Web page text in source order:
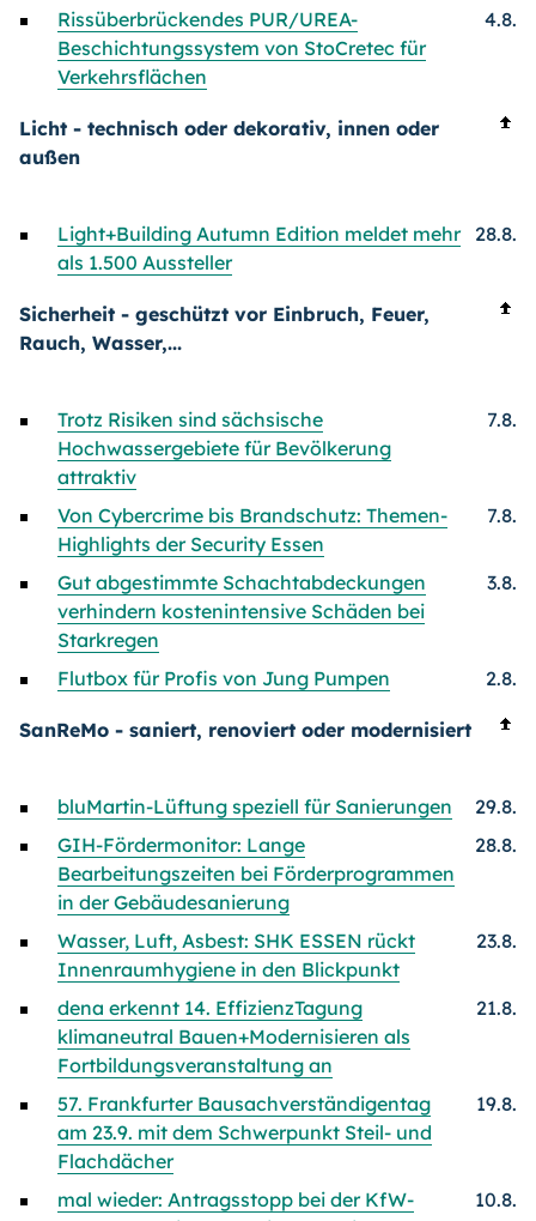
Rissüberbrückendes PUR/UREA-
Beschichtungssystem von StoCretec für
Verkehrsflächen
4.8.
Licht - technisch oder dekorativ, innen oder
außen
Light+Building Autumn Edition meldet mehr
als 1.500 Aussteller
28.8.
Sicherheit - geschützt vor Einbruch, Feuer,
Rauch, Wasser,...
Trotz Risiken sind sächsische
Hochwassergebiete für Bevölkerung
attraktiv
7.8.
Von Cybercrime bis Brandschutz: Themen-
Highlights der Security Essen
7.8.
Gut abgestimmte Schachtabdeckungen
verhindern kostenintensive Schäden bei
Starkregen
3.8.
Flutbox für Profis von Jung Pumpen 2.8.
SanReMo - saniert, renoviert oder modernisiert
bluMartin-Lüftung speziell für Sanierungen
29.8.
GIH-Fördermonitor: Lange
Bearbeitungszeiten bei Förderprogrammen
in der Gebäudesanierung
28.8.
Wasser, Luft, Asbest: SHK ESSEN rückt
Innenraumhygiene in den Blickpunkt
23.8.
dena erkennt 14. EffizienzTagung
klimaneutral Bauen+Modernisieren als
Fortbildungsveranstaltung an
21.8.
57. Frankfurter Bausachverständigentag
am 23.9. mit dem Schwerpunkt Steil- und
Flachdächer
19.8.
mal wieder: Antragsstopp bei der KfW-
10.8.